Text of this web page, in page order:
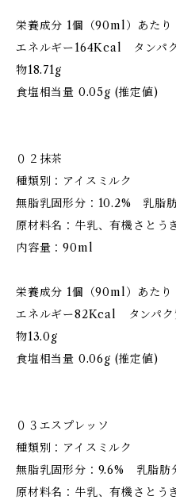
栄養成分 1個（90ml）あた
エネルギー164Kcal タンパ
物18.71g
食塩相当量 0.05g (推定値)
０２抹茶
種類別：アイスミルク
無脂乳固形分：10.2% 乳脂
原材料名：牛乳、有機さとう
内容量：90ml
栄養成分 1個（90ml）あた
エネルギー82Kcal タンパ
物13.0g
食塩相当量 0.06g (推定値)
０３エスプレッソ
種類別：アイスミルク
無脂乳固形分：9.6% 乳脂肪
原材料名：牛乳、有機さとう